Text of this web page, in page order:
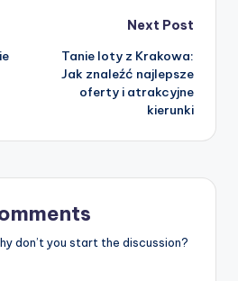
Next Post
Tanie loty z Krakowa:
Jak znaleźć najlepsze
oferty i atrakcyjne
kierunki
don’t you start the discussion?